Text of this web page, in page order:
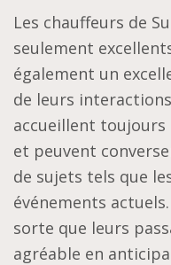
Les chauffeurs de
seulement
également un
de leurs
accueillent
et peuvent
de sujets tels que
événements
sorte que leurs
agréable en